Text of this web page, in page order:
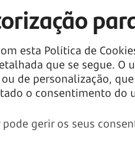
esta Política de
que se segue.
de personalização,
o consentimento do
gerir os seus